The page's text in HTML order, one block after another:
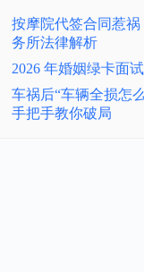
按摩院代签合同惹
务所法律解析
2026 年婚姻绿卡面
车祸后“车辆全损怎
手把手教你破局